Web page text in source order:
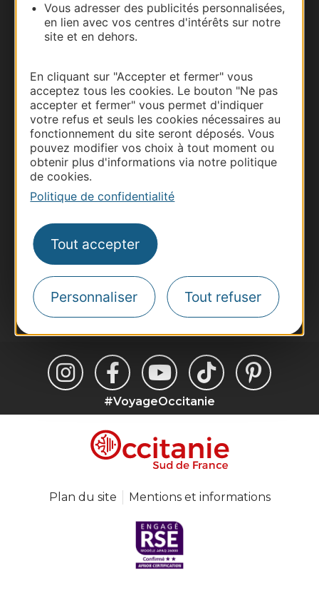
Vous adresser des publicités personnalisées,
en lien avec vos centres d'intérêts sur notre
site et en dehors.
En cliquant sur "Accepter et fermer" vous
acceptez tous les cookies. Le bouton "Ne pas
accepter et fermer" vous permet d'indiquer
votre refus et seuls les cookies nécessaires au
fonctionnement du site seront déposés. Vous
pouvez modifier vos choix à tout moment ou
obtenir plus d'informations via notre politique
de cookies.
Politique de confidentialité
Tout accepter
Personnaliser Tout refuser
Thermalisme
Business/Mice
Pros d'Occitanie
Site presse et d'influence
Voyagistes
Destination Sport
Inscrivez-vous à la lettre d'information
Destination Occitanie pour recevoir des
Je m'abonne
#VoyageOccitanie
Plan du site Mentions et informations